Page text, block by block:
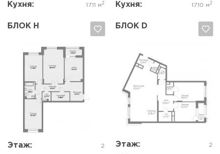
Кухня: 17.11 м 2 Кухня: 17.10 м 2
БЛОК Н
Этаж: 2
БЛОК D
Этаж: 2
Да, удалить Отмена